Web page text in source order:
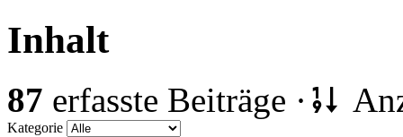
Inhalt
87 erfasste Beiträge ·
Kategorie